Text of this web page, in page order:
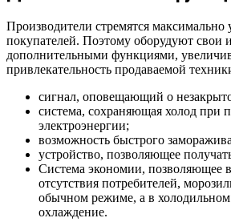
Производители стремятся максимально
покупателей. Поэтому оборудуют свои
дополнительными функциями,
привлекательность продаваемой
сигнал, оповещающий о
система, сохраняющая холод при
электроэнергии;
возможность быстрого
устройство, позволяющее
Система экономии, позволяющее
отсутствия потребителей,
обычном режиме, а в холодильном
охлаждение.